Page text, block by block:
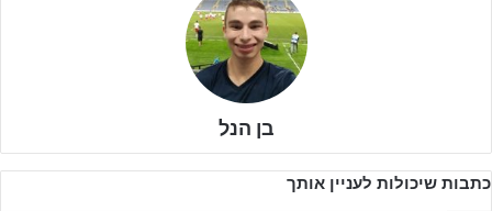
בן הנל
כתבות שיכולות לעניין אותך